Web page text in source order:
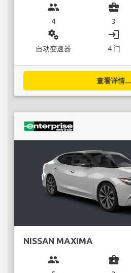
group
4
business_center
3
miscellaneous_services
自动变速器
login
4 门
查看详情...
NISSAN MAXIMA
group business_center